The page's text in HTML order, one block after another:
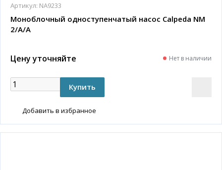
Артикул: NA9233
Моноблочный одноступенчатый насос Calpeda NM
2/A/A
Цену уточняйте Нет в наличии
Добавить в избранное